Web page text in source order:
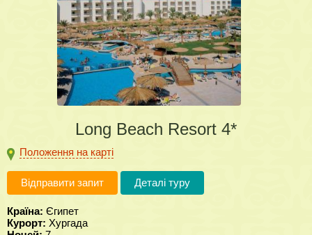
Long Beach Resort 4*
Положення на карті
Відправити запит Деталі туру
Країна: Єгипет
Курорт: Хургада